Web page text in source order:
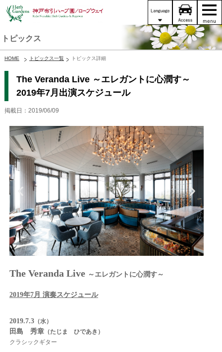
トピックス
HOME トピックス一覧 トピックス詳細
The Veranda Live ～エレガントに心潤す～
2019年7月出演スケジュール
掲載日：2019/06/09
The Veranda Live ～エレガントに心潤す～
2019年7月 演奏スケジュール
2019.7.3（水）
田島 秀章（たじま ひであき）
クラシックギター